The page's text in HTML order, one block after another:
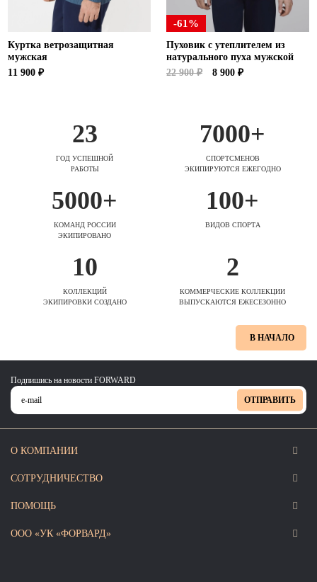
Куртка ветрозащитная
мужская
11 900 ₽
-61%
Пуховик с утеплителем из
натурального пуха мужской
22 900 ₽
8 900 ₽
23
ГОД УСПЕШНОЙ
РАБОТЫ
7000+
СПОРТСМЕНОВ
ЭКИПИРУЮТСЯ ЕЖЕГОДНО
5000+
КОМАНД РОССИИ
ЭКИПИРОВАНО
100+
ВИДОВ СПОРТА
10
КОЛЛЕКЦИЙ
ЭКИПИРОВКИ СОЗДАНО
2
КОММЕРЧЕСКИЕ КОЛЛЕКЦИИ
ВЫПУСКАЮТСЯ ЕЖЕСЕЗОННО
В НАЧАЛО
Подпишись на новости FORWARD
ОТПРАВИТЬ
О КОМПАНИИ
СОТРУДНИЧЕСТВО
ПОМОЩЬ
ООО «УК «ФОРВАРД»